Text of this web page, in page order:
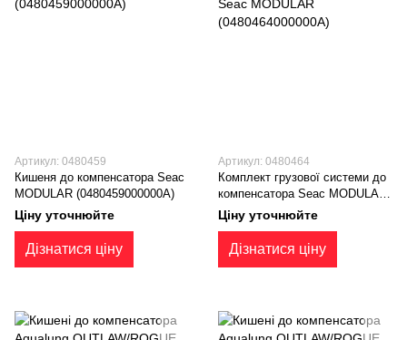
Артикул: 0480459
Кишеня до компенсатора Seac
MODULAR (0480459000000A)
Ціну уточнюйте
Дізнатися ціну
Артикул: 0480464
Комплект грузової системи до
компенсатора Seac MODULAR
(0480464000000A)
Ціну уточнюйте
Дізнатися ціну